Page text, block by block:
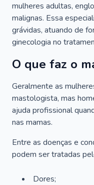
mulheres adultas,
malignas. Essa
grávidas, atuando de
ginecologia no
O que faz o
Geralmente as
mastologista, mas
ajuda profissional
nas mamas.
Entre as doenças e
podem ser tratadas
Dores;